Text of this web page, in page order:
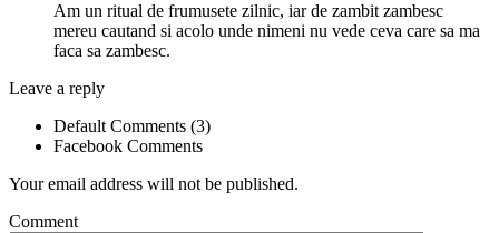
Am un ritual de frumusete zilnic, iar de zambit zambesc
mereu cautand si acolo unde nimeni nu vede ceva care sa ma
faca sa zambesc.
Leave a reply
Default Comments (3)
Facebook Comments
Your email address will not be published.
Comment